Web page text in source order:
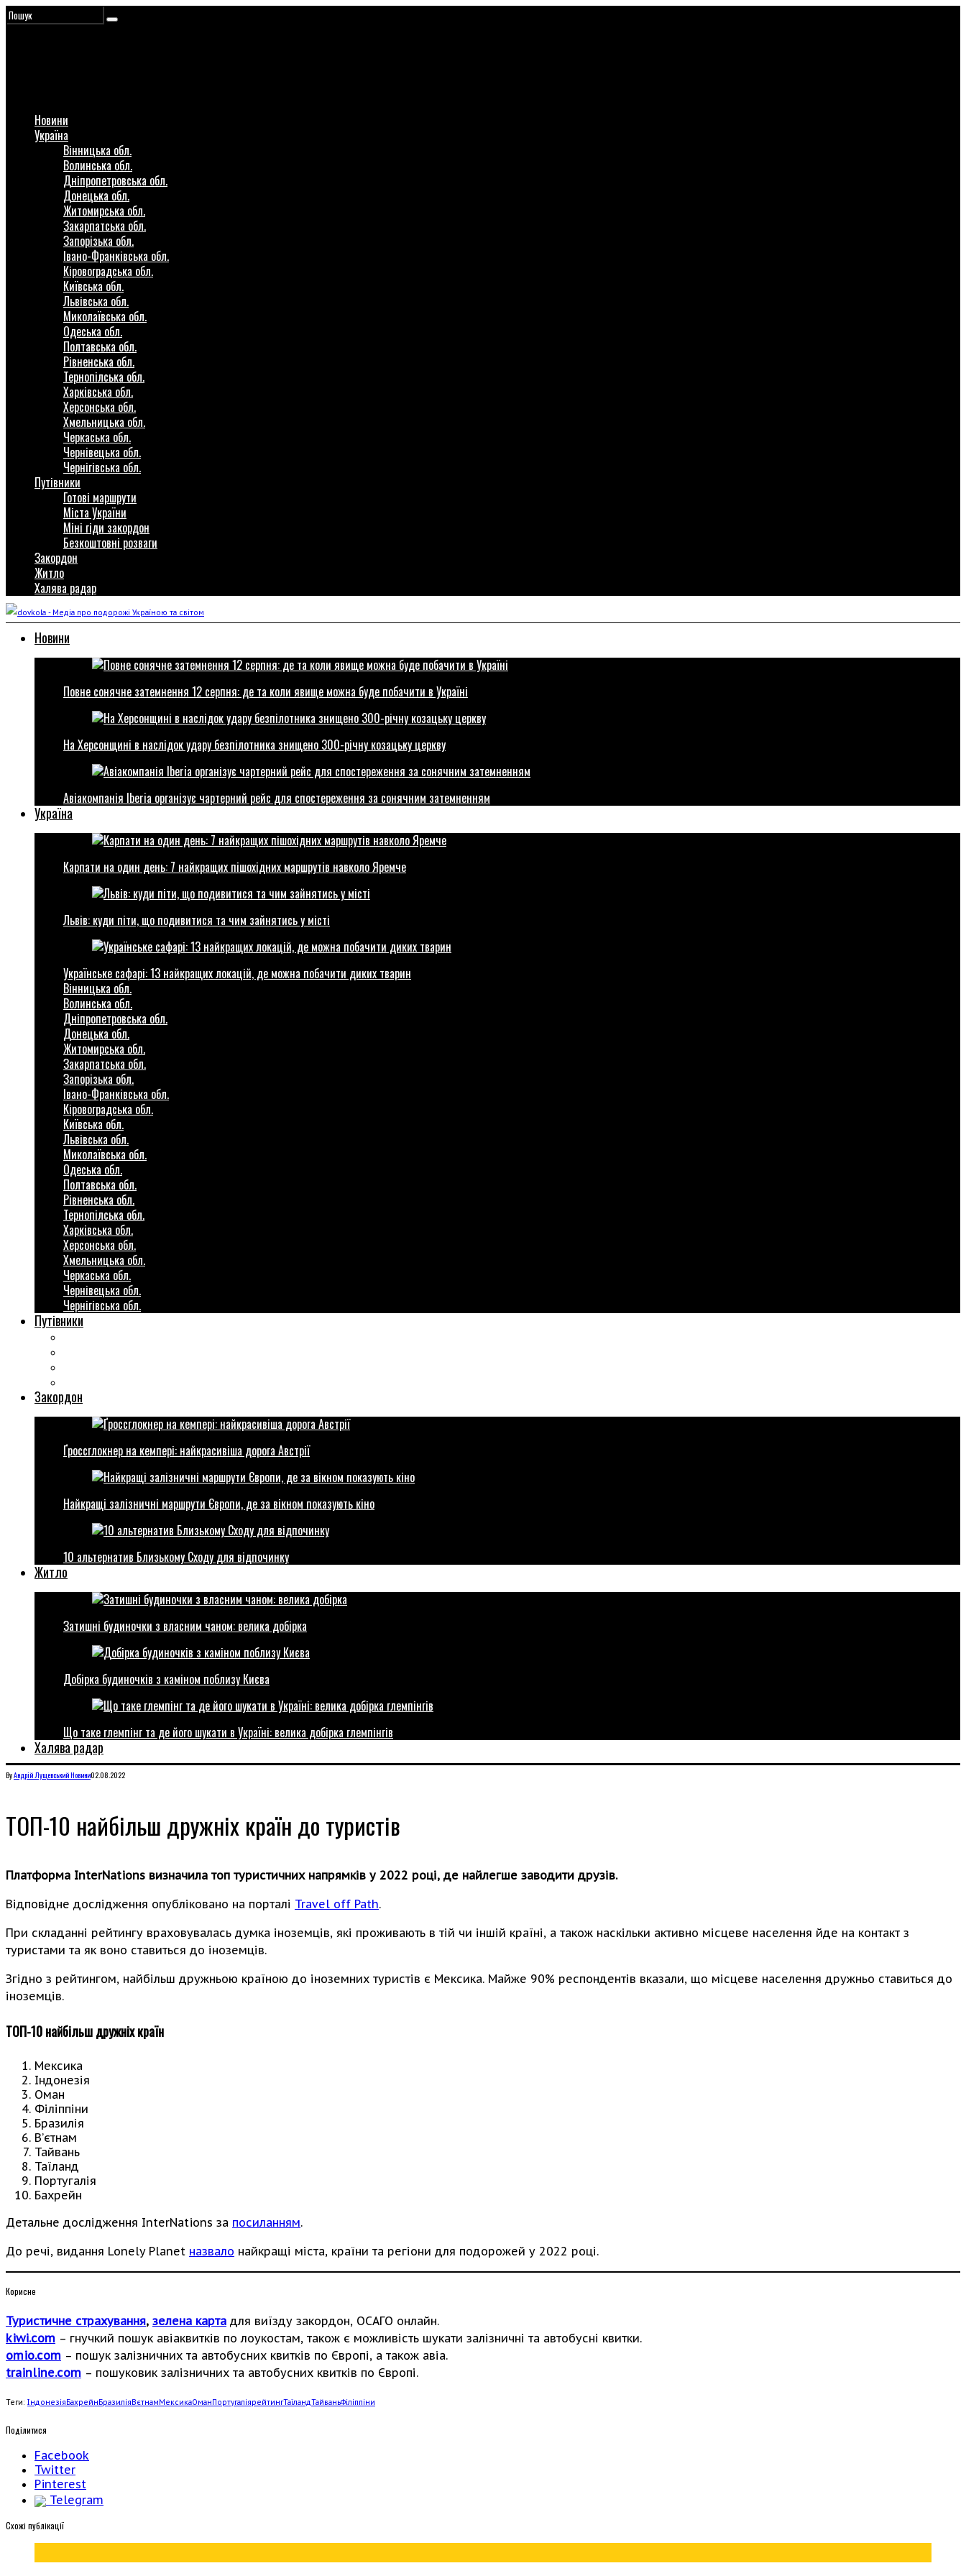
Новини
Україна
Вінницька обл.
Волинська обл.
Дніпропетровська обл.
Донецька обл.
Житомирська обл.
Закарпатська обл.
Запорізька обл.
Івано-Франківська обл.
Кіровоградська обл.
Київська обл.
Львівська обл.
Миколаївська обл.
Одеська обл.
Полтавська обл.
Рівненська обл.
Тернопілська обл.
Харківська обл.
Херсонська обл.
Хмельницька обл.
Черкаська обл.
Чернівецька обл.
Чернігівська обл.
Путівники
Готові маршрути
Міста України
Міні гіди закордон
Безкоштовні розваги
Закордон
Житло
Халява радар
Новини
Повне сонячне затемнення 12 серпня: де та коли явище можна буде побачити в Україні
На Херсонщині в наслідок удару безпілотника знищено 300-річну козацьку церкву
Авіакомпанія Iberia організує чартерний рейс для спостереження за сонячним затемненням
Україна
Карпати на один день: 7 найкращих пішохідних маршрутів навколо Яремче
Львів: куди піти, що подивитися та чим зайнятись у місті
Українське сафарі: 13 найкращих локацій, де можна побачити диких тварин
Вінницька обл.
Волинська обл.
Дніпропетровська обл.
Донецька обл.
Житомирська обл.
Закарпатська обл.
Запорізька обл.
Івано-Франківська обл.
Кіровоградська обл.
Київська обл.
Львівська обл.
Миколаївська обл.
Одеська обл.
Полтавська обл.
Рівненська обл.
Тернопілська обл.
Харківська обл.
Херсонська обл.
Хмельницька обл.
Черкаська обл.
Чернівецька обл.
Чернігівська обл.
Путівники
Закордон
Ґроссглокнер на кемпері: найкрасивіша дорога Австрії
Найкращі залізничні маршрути Європи, де за вікном показують кіно
10 альтернатив Близькому Сходу для відпочинку
Житло
Затишні будиночки з власним чаном: велика добірка
Добірка будиночків з каміном поблизу Києва
Що таке глемпінг та де його шукати в Україні: велика добірка глемпінгів
Халява радар
ByАндрій ЛущевськийНовини02.08.2022
ТОП-10 найбільш дружніх країн до туристів
Платформа InterNations визначила топ туристичних напрямків у 2022 році, де найлегше заводити друзів.
Відповідне дослідження опубліковано на порталі Travel off Path.
При складанні рейтингу враховувалась думка іноземців, які проживають в тій чи іншій країні, а також наскільки активно місцеве населення йде на контакт з
туристами та як воно ставиться до іноземців.
Згідно з рейтингом, найбільш дружньою країною до іноземних туристів є Мексика. Майже 90% респондентів вказали, що місцеве населення дружньо ставиться до
іноземців.
ТОП-10 найбільш дружніх країн
Мексика
Індонезія
Оман
Філіппіни
Бразилія
В’єтнам
Тайвань
Таїланд
Португалія
Бахрейн
Детальне дослідження InterNations за посиланням.
До речі, видання Lonely Planet назвало найкращі міста, країни та регіони для подорожей у 2022 році.
Корисне
Туристичне страхування, зелена карта для виїзду закордон, ОСАГО онлайн.
kiwi.com – гнучкий пошук авіаквитків по лоукостам, також є можливість шукати залізничні та автобусні квитки.
omio.com – пошук залізничних та автобусних квитків по Європі, а також авіа.
trainline.com – пошуковик залізничних та автобусних квитків по Європі.
Теги: ІндонезіяБахрейнБразиліяВєтнамМексикаОманПортугаліярейтингТаїландТайваньФіліппіни
Поділитися
Facebook
Twitter
Pinterest
Telegram
Cхожі публікації